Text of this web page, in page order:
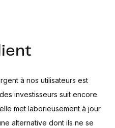
à nos utilisateurs est
investisseurs suit encore
met laborieusement à jour
alternative dont ils ne se